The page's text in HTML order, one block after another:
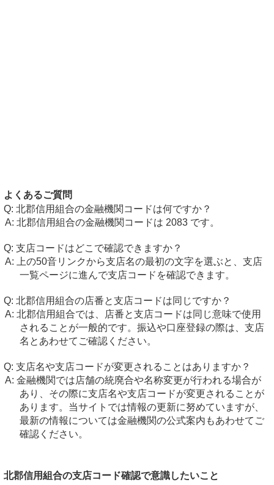
よくあるご質問
北郡信用組合の金融機関コードは何ですか？
北郡信用組合の金融機関コードは 2083 です。
支店コードはどこで確認できますか？
上の50音リンクから支店名の最初の文字を選ぶと、支店
一覧ページに進んで支店コードを確認できます。
北郡信用組合の店番と支店コードは同じですか？
北郡信用組合では、店番と支店コードは同じ意味で使用
されることが一般的です。振込や口座登録の際は、支店
名とあわせてご確認ください。
支店名や支店コードが変更されることはありますか？
金融機関では店舗の統廃合や名称変更が行われる場合が
あり、その際に支店名や支店コードが変更されることが
あります。当サイトでは情報の更新に努めていますが、
最新の情報については金融機関の公式案内もあわせてご
確認ください。
北郡信用組合の支店コード確認で意識したいこと